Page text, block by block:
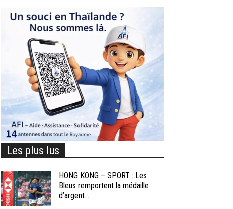
Les plus lus
HONG KONG – SPORT : Les
Bleus remportent la médaille
d’argent...